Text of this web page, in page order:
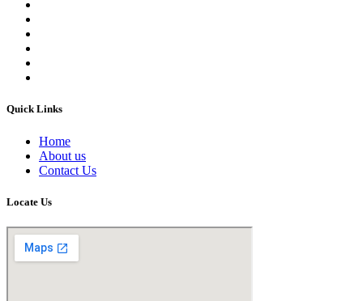
Quick Links
Home
About us
Contact Us
Locate Us